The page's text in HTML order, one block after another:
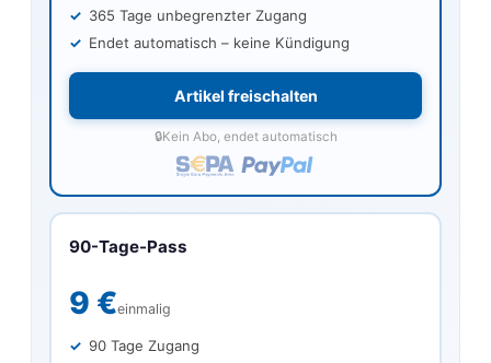
365 Tage unbegrenzter Zugang
Endet automatisch – keine Kündigung
Artikel freischalten
Kein Abo, endet automatisch
90-Tage-Pass
9 €einmalig
90 Tage Zugang